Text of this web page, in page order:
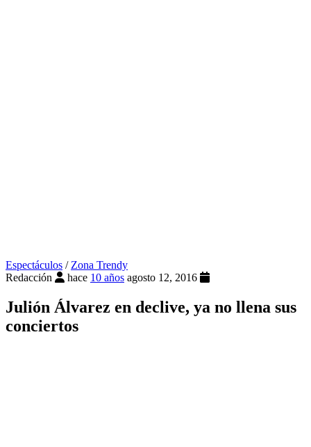
Espectáculos /Zona Trendy
Redacción
hace 10 años agosto 12, 2016
Julión Álvarez en declive, ya no llena sus
conciertos